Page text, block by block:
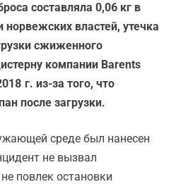
составляла 0,06 кг в
властей, утечка
сжиженного
компании Barents
г. из-за того, что
после загрузки.
среде был нанесен
не вызвал
повлек остановки